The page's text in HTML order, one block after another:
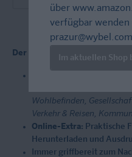
Der wichtigste Wortschatz -
Wohlbefinden,
Verkehr & Reisen,
Online-Extra: Praktische
Herunterladen und
Immer griffbereit zum
über
verfügbar wenden
prazur@wybel.com
Im aktuellen Shop